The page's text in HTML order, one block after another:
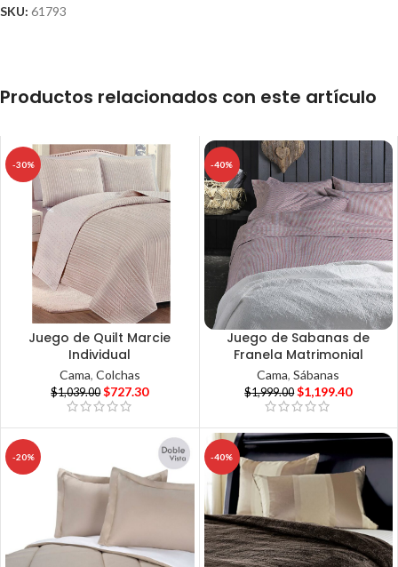
SKU: 61793
Productos relacionados con este artículo
-30%
Juego de Quilt Marcie
Individual
Cama, Colchas
$1,039.00 $727.30
-40%
Juego de Sabanas de
Franela Matrimonial
Cama,Sábanas
$1,999.00 $1,199.40
-20% -40%